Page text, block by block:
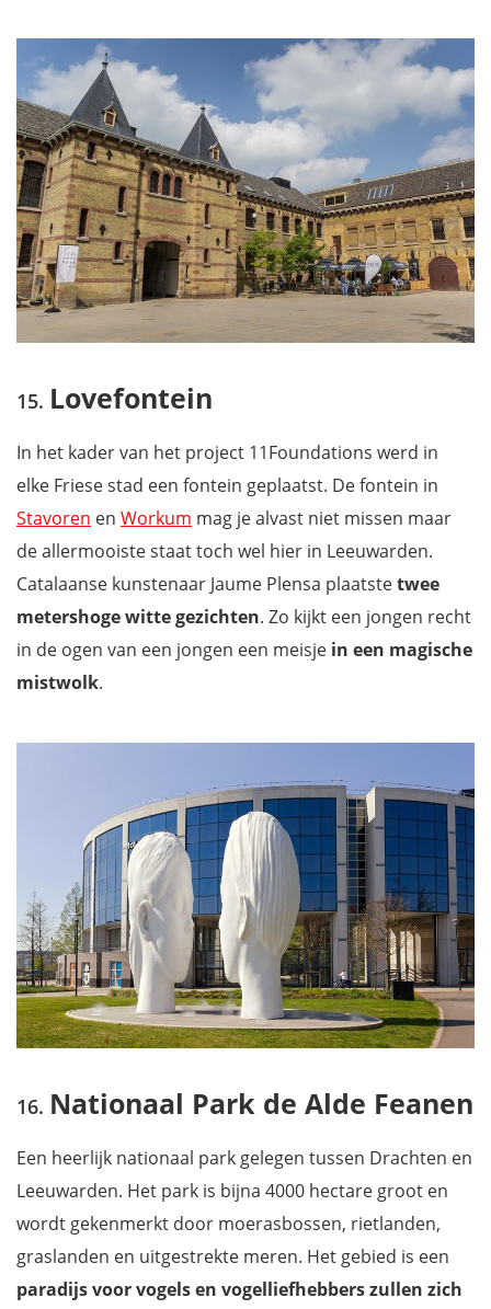
Lovefontein
In het kader van het project 11Foundations werd in
elke Friese stad een fontein geplaatst. De fontein in
Stavoren en Workum mag je alvast niet missen maar
de allermooiste staat toch wel hier in Leeuwarden.
Catalaanse kunstenaar Jaume Plensa plaatstetwee
metershoge witte gezichten. Zo kijkt een jongen recht
in de ogen van een jongen een meisje in een magische
mistwolk.
Nationaal Park de Alde Feanen
Een heerlijk nationaal park gelegen tussen Drachten en
Leeuwarden. Het park is bijna 4000 hectare groot en
wordt gekenmerkt door moerasbossen, rietlanden,
graslanden en uitgestrekte meren. Het gebied is een
paradijs voor vogels en vogelliefhebberszullen zich